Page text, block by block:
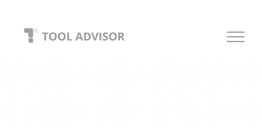
content